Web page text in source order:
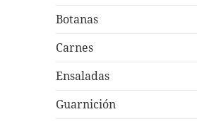
Botanas
Carnes
Ensaladas
Guarnición